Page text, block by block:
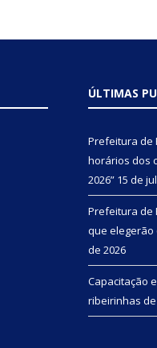
ÚLTIMAS
Prefeitura de
horários dos
2026” 15 de
Prefeitura de
que elegerão
de 2026
Capacitação
ribeirinhas